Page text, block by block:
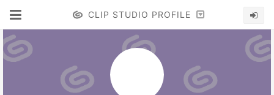
CLIP STUDIO PROFILE